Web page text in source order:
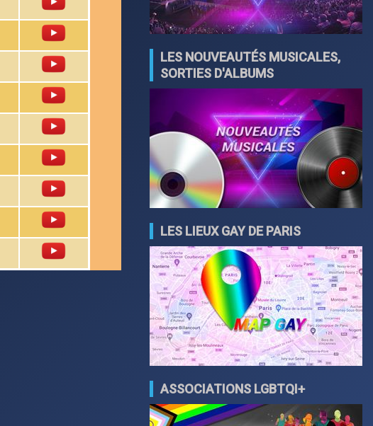
LES NOUVEAUTÉS MUSICALES,
SORTIES D'ALBUMS
LES LIEUX GAY DE PARIS
ASSOCIATIONS LGBTQI+